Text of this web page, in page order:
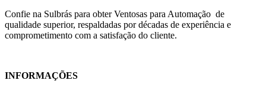
Confie na Sulbrás para obter Ventosas para Automação de
qualidade superior, respaldadas por décadas de experiência e
comprometimento com a satisfação do cliente.
INFORMAÇÕES